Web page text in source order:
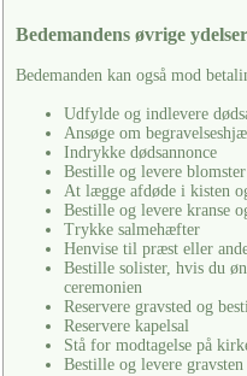
Bedemandens øvrige ydelser
Bedemanden kan også mod
Udfylde og indlevere
Ansøge om
Indrykke dødsannonce
Bestille og levere blomster
At lægge afdøde i kisten
Bestille og levere kranse
Trykke salmehæfter
Henvise til præst eller
Bestille solister, hvis du
ceremonien
Reservere gravsted og
Reservere kapelsal
Stå for modtagelse på
Bestille og levere